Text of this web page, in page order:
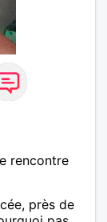
rencontre
près de